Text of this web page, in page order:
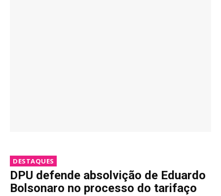
DESTAQUES
DPU defende absolvição de Eduardo
Bolsonaro no processo do tarifaço